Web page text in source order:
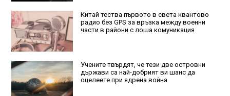
Китай тества първото в света квантово
радио без GPS за връзка между военни
части в райони с лоша комуникация
Учените твърдят, че тези две островни
държави са най-добрият ви шанс да
оцелеете при ядрена война